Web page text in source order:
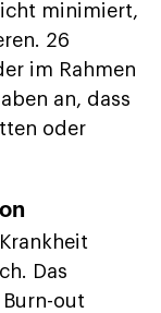
minimiert,
26
im Rahmen
an, dass
oder
Das
out